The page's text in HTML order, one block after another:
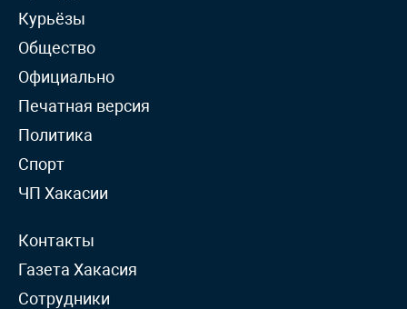
Курьёзы
Общество
Официально
Печатная версия
Политика
Спорт
ЧП Хакасии
Контакты
Газета Хакасия
Сотрудники